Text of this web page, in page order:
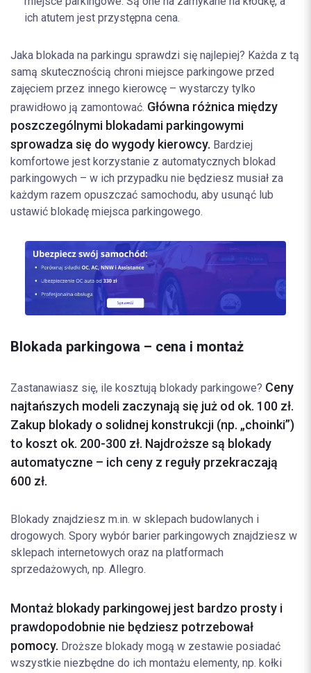
ich atutem jest przystępna cena.
Jaka blokada na parkingu sprawdzi się najlepiej? Każda z tą
samą skutecznością chroni miejsce parkingowe przed
zajęciem przez innego kierowcę – wystarczy tylko
prawidłowo ją zamontować. Główna różnica między
poszczególnymi blokadami parkingowymi
sprowadza się do wygody kierowcy. Bardziej
komfortowe jest korzystanie z automatycznych blokad
parkingowych – w ich przypadku nie będziesz musiał za
każdym razem opuszczać samochodu, aby usunąć lub
ustawić blokadę miejsca parkingowego.
Blokada parkingowa – cena i montaż
Zastanawiasz się, ile kosztują blokady parkingowe? Ceny
najtańszych modeli zaczynają się już od ok. 100 zł.
Zakup blokady o solidnej konstrukcji (np. „choinki”)
to koszt ok. 200-300 zł. Najdroższe są blokady
automatyczne – ich ceny z reguły przekraczają
600 zł.
Blokady znajdziesz m.in. w sklepach budowlanych i
drogowych. Spory wybór barier parkingowych znajdziesz w
sklepach internetowych oraz na platformach
sprzedażowych, np. Allegro.
Montaż blokady parkingowej jest bardzo prosty i
prawdopodobnie nie będziesz potrzebował
pomocy. Droższe blokady mogą w zestawie posiadać
wszystkie niezbędne do ich montażu elementy, np. kołki